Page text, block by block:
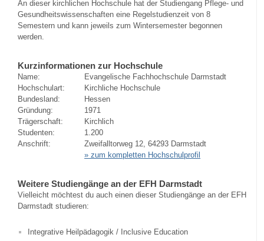
An dieser kirchlichen Hochschule hat der Studiengang Pflege- und
Gesundheitswissenschaften eine Regelstudienzeit von 8
Semestern und kann jeweils zum Wintersemester begonnen
werden.
Kurzinformationen zur Hochschule
Name:
Evangelische Fachhochschule Darmstadt
Hochschulart:
Kirchliche Hochschule
Bundesland:
Hessen
Gründung:
1971
Trägerschaft:
Kirchlich
Studenten:
1.200
Anschrift:
Zweifalltorweg 12, 64293 Darmstadt
» zum kompletten Hochschulprofil
Weitere Studiengänge an der EFH Darmstadt
Vielleicht möchtest du auch einen dieser Studiengänge an der EFH
Darmstadt studieren:
Integrative Heilpädagogik / Inclusive Education